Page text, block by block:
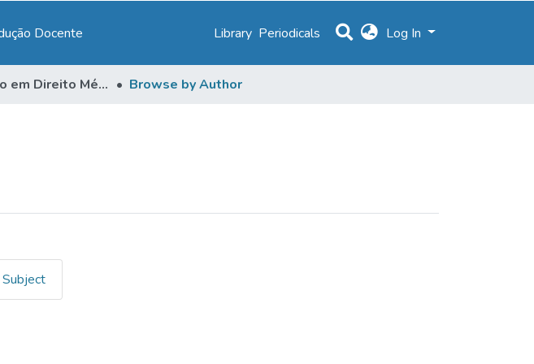
Docente Library Periodicals Log In
Mestrado em Direito Médico Browse by Author
"Santos, Ana Carolina Moreira"